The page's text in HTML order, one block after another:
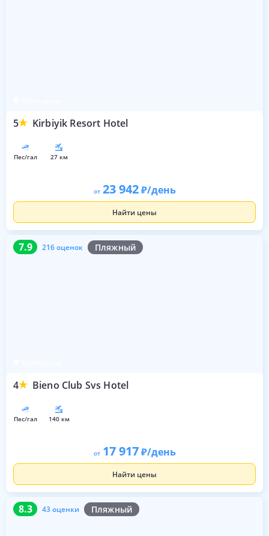
5 Kirbiyik Resort Hotel
пес/гал 27 км
от 23 942 /день
Найти цены
7.9 216 оценок Пляжный
4 Bieno Club Svs Hotel
7.9 216 оценок
пес/гал 140 км
от 17 917 /день
Найти цены
8.3 43 оценки Пляжный
8.3 43 оценки